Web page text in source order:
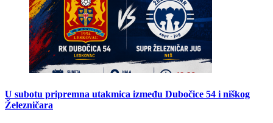
U subotu pripremna utakmica između Dubočice 54 i niškog
Železničara